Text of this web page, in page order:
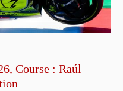
Course : Raúl